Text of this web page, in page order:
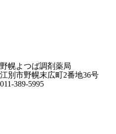
野幌よつば調剤薬局
江別市野幌末広町2番地36号
011-389-5995